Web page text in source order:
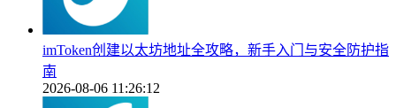
imToken创建以太坊地址全攻略，新手入门与安全防护指
南
2026-08-06 11:26:12